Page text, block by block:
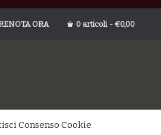
Consenso Cookie
ORA 0 articoli €0,00